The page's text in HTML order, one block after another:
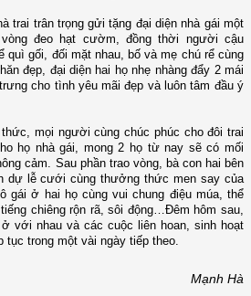
trai trân trọng gửi tặng đại diện nhà gái một
đeo hạt cườm, đồng thời người cậu
quì gối, đối mặt nhau, bố và mẹ chú rể cùng
đẹp, đại diện hai họ nhẹ nhàng đẩy 2 mái
cho tình yêu mãi đẹp và luôn tâm đầu ý
mọi người cùng chúc phúc cho đôi trai
họ nhà gái, mong 2 họ từ nay sẽ có mối
cảm. Sau phần trao vòng, bà con hai bên
dự lễ cưới cùng thưởng thức men say của
gái ở hai họ cùng vui chung điệu múa, thể
chiêng rộn rã, sôi động…Đêm hôm sau,
với nhau và các cuộc liên hoan, sinh hoạt
trong một vài ngày tiếp theo.
Mạnh Hà